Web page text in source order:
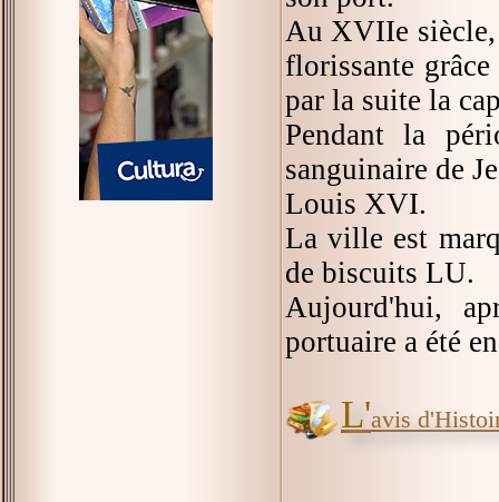
Au XVIIe siècle,
florissante
par la suite la
Pendant la
sanguinaire de
Louis XVI.
La ville est
de biscuits LU.
Aujourd'hui,
portuaire a été
L'avis